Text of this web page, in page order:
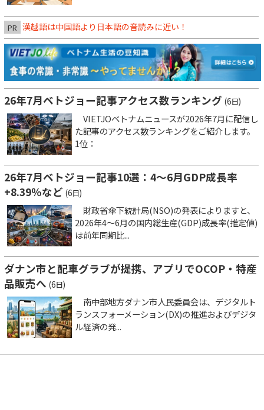
PR 漢越語は中国語より日本語の音読みに近い！
26年7月ベトジョー記事アクセス数ランキング (6日)
VIETJOベトナムニュースが2026年7月に配信し
た記事のアクセス数ランキングをご紹介します。
1位：
26年7月ベトジョー記事10選：4～6月GDP成長率
+8.39％など (6日)
財政省傘下統計局(NSO)の発表によりますと、
2026年4～6月の国内総生産(GDP)成長率(推定値)
は前年同期比...
ダナン市と配車グラブが提携、アプリでOCOP・特産
品販売へ (6日)
南中部地方ダナン市人民委員会は、デジタルト
ランスフォーメーション(DX)の推進およびデジタ
ル経済の発...